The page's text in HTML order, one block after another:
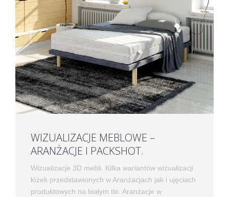
WIZUALIZACJE MEBLOWE –
ARANŻACJE I PACKSHOT.
Wizualizacje 3D mebli. Kilka wariantów wizualizacji
łóżek przedstawionych w Aranżacjach jak i ujęciach
produktowych na białym tle. Aranżacje w